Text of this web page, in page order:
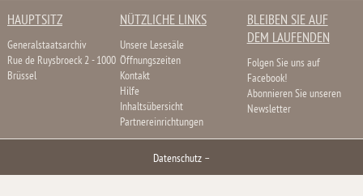
HAUPTSITZ
Generalstaatsarchiv
Rue de Ruysbroeck 2 - 1000
Brüssel
NÜTZLICHE LINKS
Unsere Lesesäle
Öffnungszeiten
Kontakt
Hilfe
Inhaltsübersicht
Partnereinrichtungen
BLEIBEN SIE AUF
DEM LAUFENDEN
Folgen Sie uns auf
Facebook!
Abonnieren Sie unseren
Newsletter
Datenschutz –